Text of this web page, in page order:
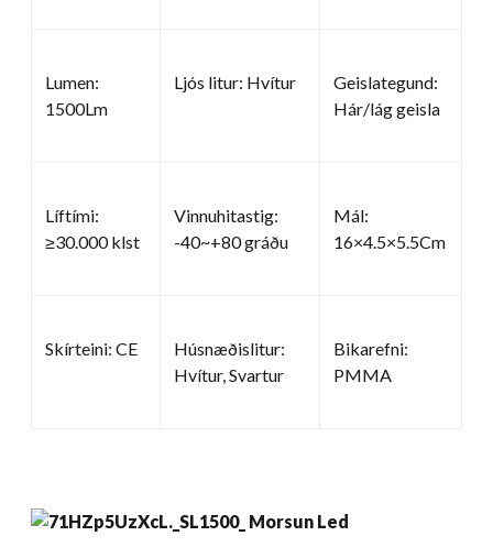
Lumen:
1500Lm
Ljós litur: Hvítur
Geislategund:
Hár/lág geisla
Líftími:
≥30.000 klst
Vinnuhitastig:
-40~+80 gráðu
Mál:
16×4.5×5.5Cm
Skírteini: CE
Húsnæðislitur:
Hvítur, Svartur
Bikarefni:
PMMA